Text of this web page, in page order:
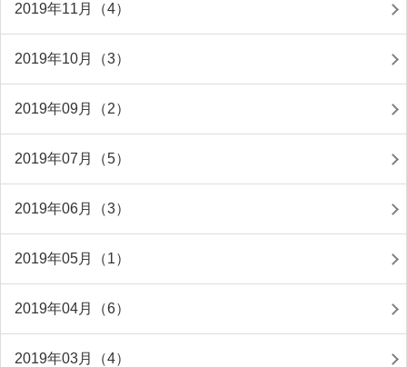
2019年11月（4）
2019年10月（3）
2019年09月（2）
2019年07月（5）
2019年06月（3）
2019年05月（1）
2019年04月（6）
2019年03月（4）